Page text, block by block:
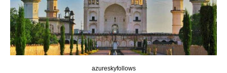
azureskyfollows